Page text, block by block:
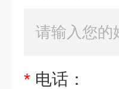
* 电话：